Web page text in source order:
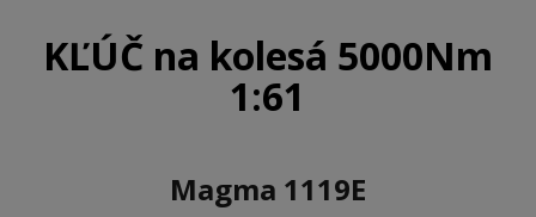
KĽÚČ na kolesá 5000Nm
1:61
Magma 1119E